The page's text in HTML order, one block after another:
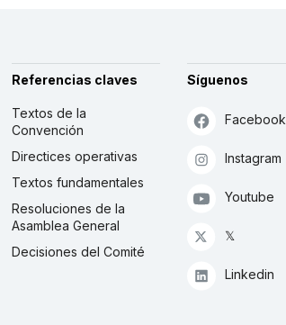
Referencias claves
Textos de la
Convención
Directices operativas
Textos fundamentales
Resoluciones de la
Asamblea General
Decisiones del Comité
Síguenos
Facebook
Instagram
Youtube
𝕏
Linkedin